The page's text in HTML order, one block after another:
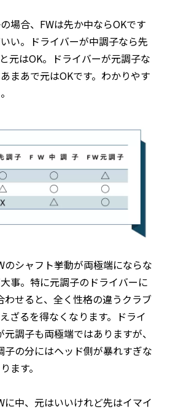
場合、FWは先か中ならOKです
い。ドライバーが中調子なら先
元はOK。ドライバーが元調子な
まあで元はOKです。わかりやす
のシャフト挙動が両極端にならな
事。特に元調子のドライバーに
わせると、全く性格の違うクラブ
ざるを得なくなります。ドライ
調子も両極端ではありますが、
子の分にはヘッド側が暴れすぎな
ます。
に中、元はいいけれど先はイマイ